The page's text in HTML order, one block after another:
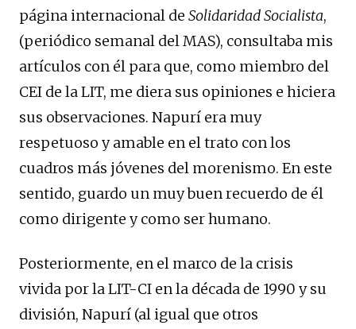
página internacional de Solidaridad Socialista,
(periódico semanal del MAS), consultaba mis
artículos con él para que, como miembro del
CEI de la LIT, me diera sus opiniones e hiciera
sus observaciones. Napurí era muy
respetuoso y amable en el trato con los
cuadros más jóvenes del morenismo. En este
sentido, guardo un muy buen recuerdo de él
como dirigente y como ser humano.
Posteriormente, en el marco de la crisis
vivida por la LIT-CI en la década de 1990 y su
división, Napurí (al igual que otros